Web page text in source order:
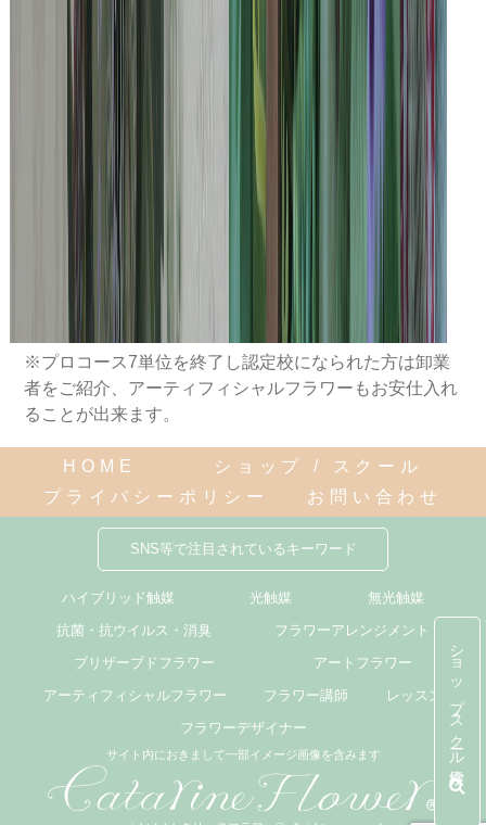
ショップ・スクール検索
※プロコース7単位を終了し認定校になられた方は卸業
者をご紹介、アーティフィシャルフラワーもお安仕入れ
ることが出来ます。
HOME
ショップ / スクール
プライバシーポリシー
お問い合わせ
SNS等で注目されているキーワード
ハイブリッド触媒 光触媒
無光触媒
抗菌・抗ウイルス・消臭
フラワーアレンジメント
ブリザーブドフラワー
アートフラワー
アーティフィシャルフラワー
フラワー講師
レッスン
フラワーデザイナー
サイト内におきまして一部イメージ画像を含みます